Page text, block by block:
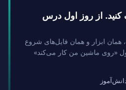
از روز اول درس
ابزار و همان فایل‌های شروع
«روی ماشین من کار می‌کند»